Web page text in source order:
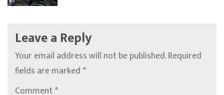
Leave a Reply
Your email address will not be published.Required
fields are marked*
Comment*